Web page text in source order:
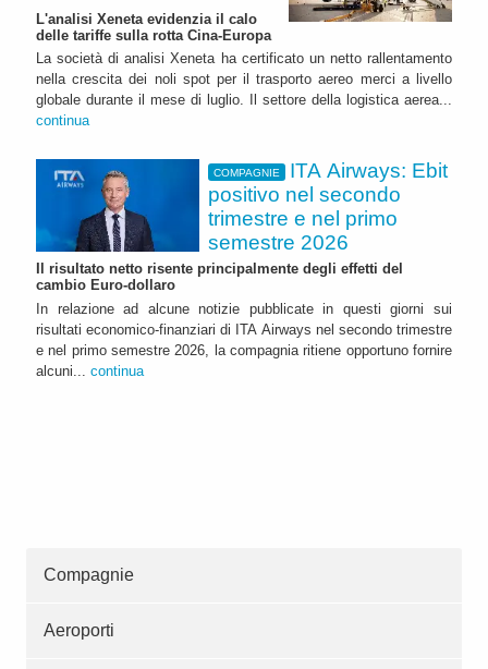
L'analisi Xeneta evidenzia il calo
delle tariffe sulla rotta Cina-Europa
La società di analisi Xeneta ha certificato un netto rallentamento
nella crescita dei noli spot per il trasporto aereo merci a livello
globale durante il mese di luglio. Il settore della logistica aerea...
continua
COMPAGNIE
ITA Airways: Ebit
positivo nel secondo
trimestre e nel primo
semestre 2026
Il risultato netto risente principalmente degli effetti del
cambio Euro-dollaro
In relazione ad alcune notizie pubblicate in questi giorni sui
risultati economico-finanziari di ITA Airways nel secondo trimestre
e nel primo semestre 2026, la compagnia ritiene opportuno fornire
alcuni... continua
Compagnie
Aeroporti